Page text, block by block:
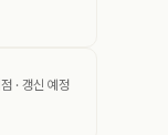
· 갱신 예정